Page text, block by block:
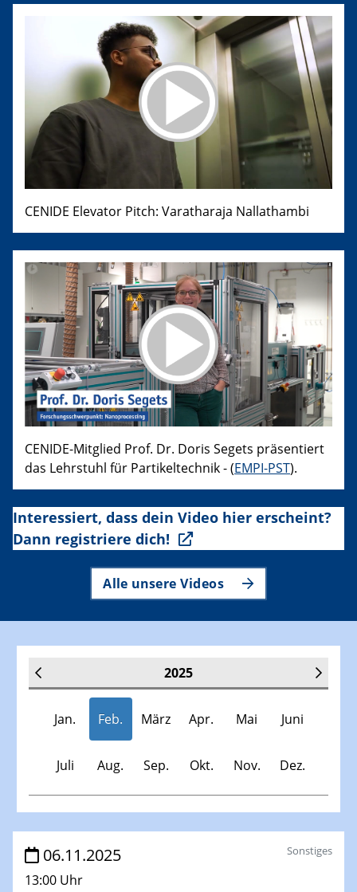
CENIDE Elevator Pitch: Varatharaja Nallathambi
CENIDE-Mitglied Prof. Dr. Doris Segets präsentiert
das Lehrstuhl für Partikeltechnik - (EMPI-PST).
Interessiert, dass dein Video hier erscheint?
Dann registriere dich!
Alle unsere Videos
2025
Jan. Feb. März Apr. Mai Juni
Juli Aug. Sep. Okt. Nov. Dez.
Veranstaltungen
30.11.-0001 - 06.02.2025
06.11.2025
13:00 Uhr
Sonstiges